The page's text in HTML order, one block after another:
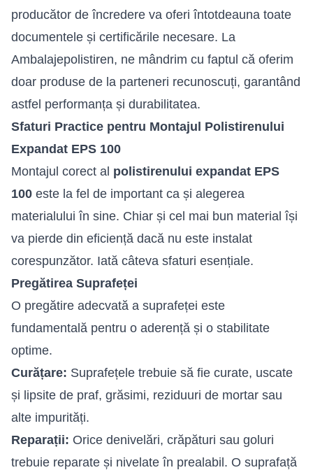
producător de încredere va oferi întotdeauna toate
documentele și certificările necesare. La
Ambalajepolistiren, ne mândrim cu faptul că oferim
doar produse de la parteneri recunoscuți, garantând
astfel performanța și durabilitatea.
Sfaturi Practice pentru Montajul Polistirenului
Expandat EPS 100
Montajul corect al polistirenului expandat EPS
100 este la fel de important ca și alegerea
materialului în sine. Chiar și cel mai bun material își
va pierde din eficiență dacă nu este instalat
corespunzător. Iată câteva sfaturi esențiale.
Pregătirea Suprafeței
O pregătire adecvată a suprafeței este
fundamentală pentru o aderență și o stabilitate
optime.
Curățare: Suprafețele trebuie să fie curate, uscate
și lipsite de praf, grăsimi, reziduuri de mortar sau
alte impurități.
Reparații: Orice denivelări, crăpături sau goluri
trebuie reparate și nivelate în prealabil. O suprafață